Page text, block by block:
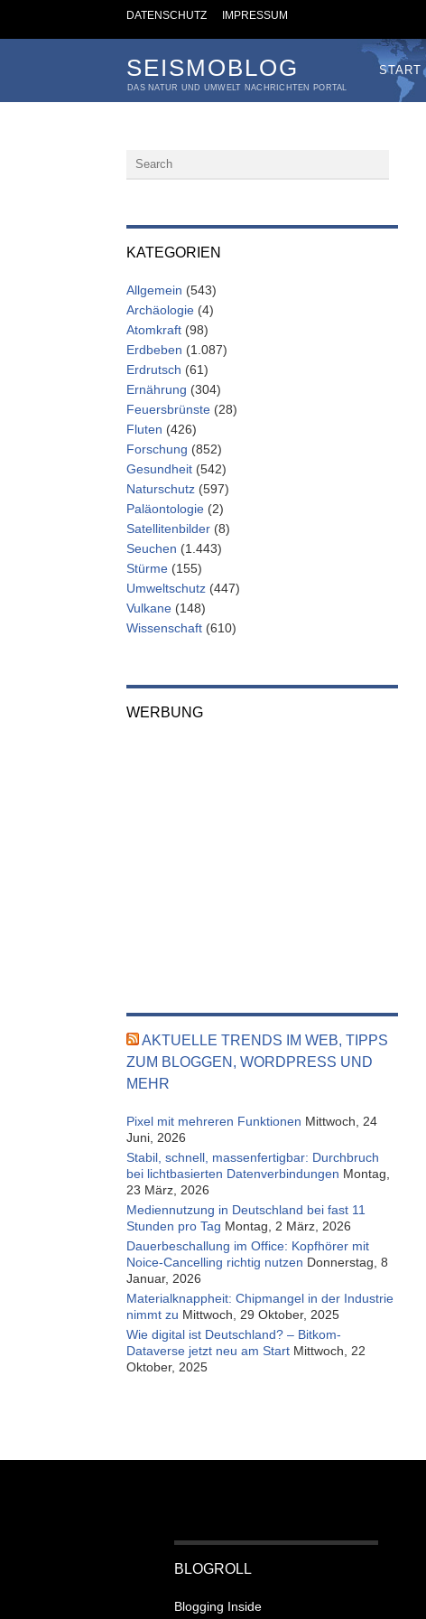
DATENSCHUTZ IMPRESSUM
SEISMOBLOG
DAS NATUR UND UMWELT NACHRICHTEN PORTAL
START
KATEGORIEN
Allgemein (543)
Archäologie (4)
Atomkraft (98)
Erdbeben (1.087)
Erdrutsch (61)
Ernährung (304)
Feuersbrünste (28)
Fluten (426)
Forschung (852)
Gesundheit (542)
Naturschutz (597)
Paläontologie (2)
Satellitenbilder (8)
Seuchen (1.443)
Stürme (155)
Umweltschutz (447)
Vulkane (148)
Wissenschaft (610)
WERBUNG
AKTUELLE TRENDS IM WEB, TIPPS
ZUM BLOGGEN, WORDPRESS UND
MEHR
Pixel mit mehreren Funktionen Mittwoch, 24
Juni, 2026
Stabil, schnell, massenfertigbar: Durchbruch
bei lichtbasierten Datenverbindungen Montag,
23 März, 2026
Mediennutzung in Deutschland bei fast 11
Stunden pro Tag Montag, 2 März, 2026
Dauerbeschallung im Office: Kopfhörer mit
Noice-Cancelling richtig nutzen Donnerstag, 8
Januar, 2026
Materialknappheit: Chipmangel in der Industrie
nimmt zu Mittwoch, 29 Oktober, 2025
Wie digital ist Deutschland? – Bitkom-
Dataverse jetzt neu am Start Mittwoch, 22
Oktober, 2025
BLOGROLL
Blogging Inside